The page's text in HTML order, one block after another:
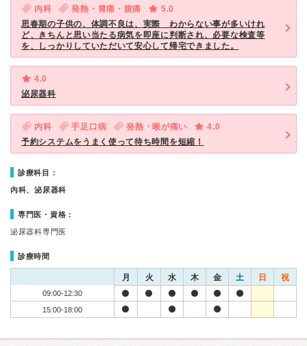
内科 発熱・胃痛・腹痛
5.0
思春期の子供の、体調不良は、実際 わからない事が多いけれ
ど、きちんと思い当たる病気を即座に判断され、必要な検査等
を、しっかりしていただいて安心して帰宅できました。
4.0
泌尿器科
内科 手足口病 発熱・喉が痛い
4.0
予約システムをうまく使って待ち時間を短縮！
診療科目：
内科、泌尿器科
専門医・資格：
泌尿器科専門医
診療時間
月 火 水 木 金 土 日 祝
09:00-12:30
15:00-18:00